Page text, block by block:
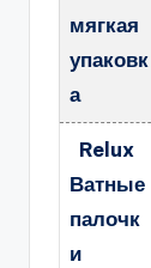
мягкая
упаковк
а
Relux
Ватные
палочк
и